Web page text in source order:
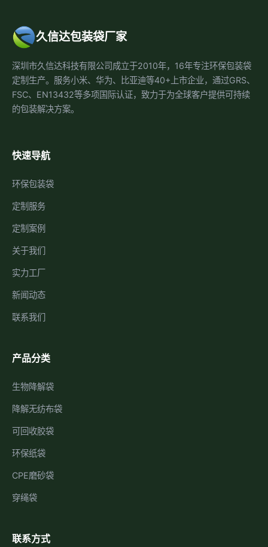
久信达包装袋厂家
深圳市久信达科技有限公司成立于2010年，16年专注环保包装袋
定制生产。服务小米、华为、比亚迪等40+上市企业，通过GRS、
FSC、EN13432等多项国际认证，致力于为全球客户提供可持续
的包装解决方案。
快速导航
环保包装袋
定制服务
定制案例
关于我们
实力工厂
新闻动态
联系我们
产品分类
生物降解袋
降解无纺布袋
可回收胶袋
环保纸袋
CPE磨砂袋
穿绳袋
联系方式